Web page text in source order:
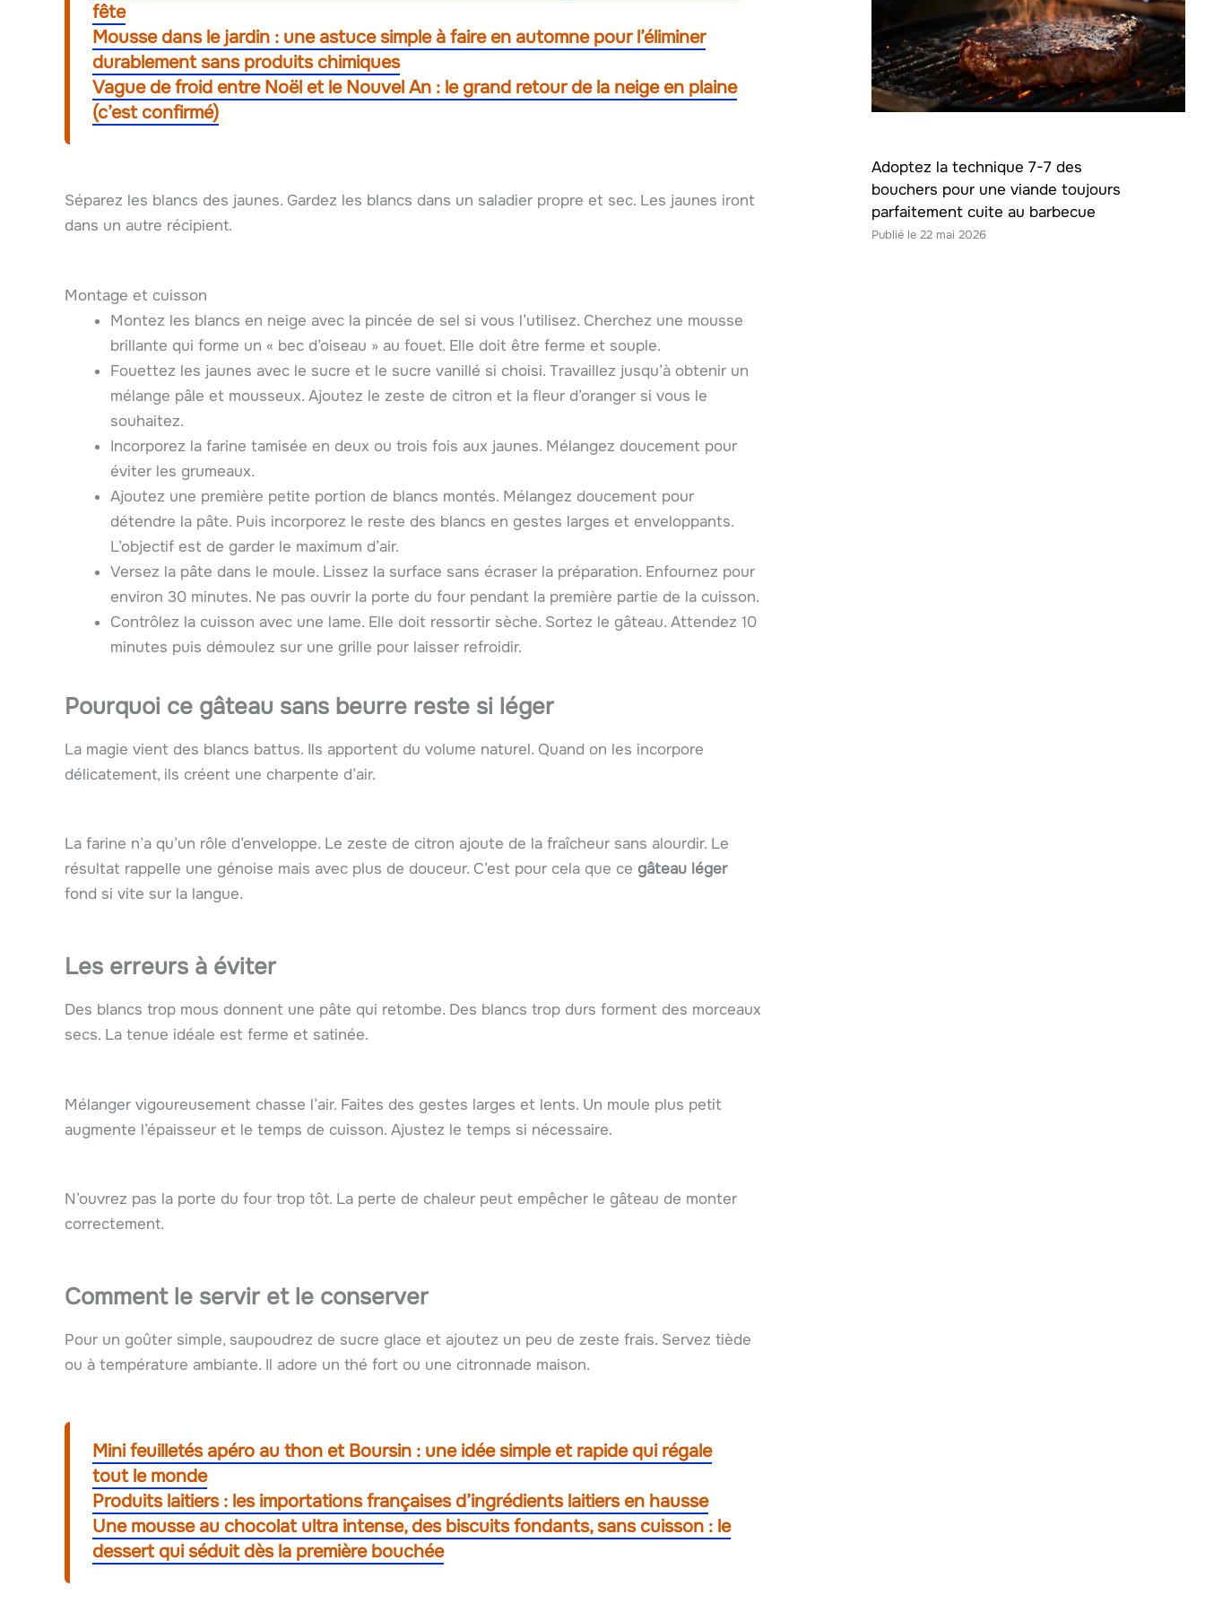
fête
Mousse dans le jardin : une astuce simple à faire en automne pour l’éliminer
durablement sans produits chimiques
Vague de froid entre Noël et le Nouvel An : le grand retour de la neige en plaine
(c’est confirmé)
Séparez les blancs des jaunes. Gardez les blancs dans un saladier propre et sec. Les jaunes iront
dans un autre récipient.
Montage et cuisson
Montez les blancs en neige avec la pincée de sel si vous l’utilisez. Cherchez une mousse
brillante qui forme un « bec d’oiseau » au fouet. Elle doit être ferme et souple.
Fouettez les jaunes avec le sucre et le sucre vanillé si choisi. Travaillez jusqu’à obtenir un
mélange pâle et mousseux. Ajoutez le zeste de citron et la fleur d’oranger si vous le
souhaitez.
Incorporez la farine tamisée en deux ou trois fois aux jaunes. Mélangez doucement pour
éviter les grumeaux.
Ajoutez une première petite portion de blancs montés. Mélangez doucement pour
détendre la pâte. Puis incorporez le reste des blancs en gestes larges et enveloppants.
L’objectif est de garder le maximum d’air.
Versez la pâte dans le moule. Lissez la surface sans écraser la préparation. Enfournez pour
environ 30 minutes. Ne pas ouvrir la porte du four pendant la première partie de la cuisson.
Contrôlez la cuisson avec une lame. Elle doit ressortir sèche. Sortez le gâteau. Attendez 10
minutes puis démoulez sur une grille pour laisser refroidir.
Pourquoi ce gâteau sans beurre reste si léger
La magie vient des blancs battus. Ils apportent du volume naturel. Quand on les incorpore
délicatement, ils créent une charpente d’air.
La farine n’a qu’un rôle d’enveloppe. Le zeste de citron ajoute de la fraîcheur sans alourdir. Le
résultat rappelle une génoise mais avec plus de douceur. C’est pour cela que ce gâteau léger
fond si vite sur la langue.
Les erreurs à éviter
Des blancs trop mous donnent une pâte qui retombe. Des blancs trop durs forment des morceaux
secs. La tenue idéale est ferme et satinée.
Mélanger vigoureusement chasse l’air. Faites des gestes larges et lents. Un moule plus petit
augmente l’épaisseur et le temps de cuisson. Ajustez le temps si nécessaire.
N’ouvrez pas la porte du four trop tôt. La perte de chaleur peut empêcher le gâteau de monter
correctement.
Comment le servir et le conserver
Pour un goûter simple, saupoudrez de sucre glace et ajoutez un peu de zeste frais. Servez tiède
ou à température ambiante. Il adore un thé fort ou une citronnade maison.
Mini feuilletés apéro au thon et Boursin : une idée simple et rapide qui régale
tout le monde
Produits laitiers : les importations françaises d’ingrédients laitiers en hausse
Une mousse au chocolat ultra intense, des biscuits fondants, sans cuisson : le
dessert qui séduit dès la première bouchée
Adoptez la technique 7-7 des
bouchers pour une viande toujours
parfaitement cuite au barbecue
22 mai 2026